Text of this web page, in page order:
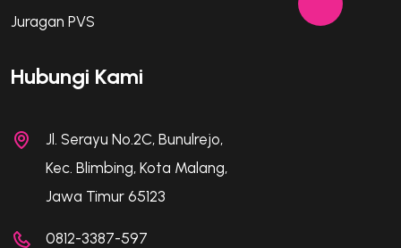
Juragan PVS
Hubungi Kami
Jl. Serayu No.2C, Bunulrejo,
Kec. Blimbing, Kota Malang,
Jawa Timur 65123
0812-3387-597